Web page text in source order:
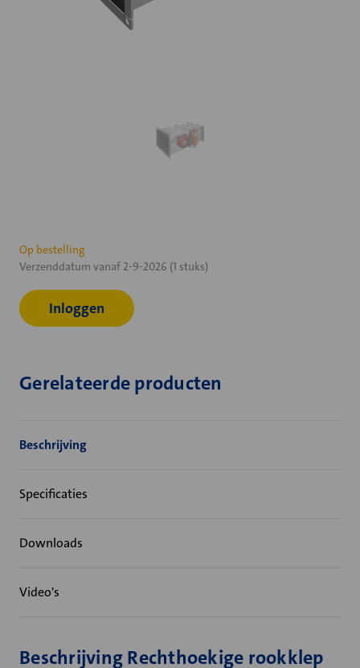
Huidige
voorraad:
Op bestelling
Verzenddatum vanaf 2-9-2026 (1 stuks)
Inloggen
Gerelateerde producten
Beschrijving
Specificaties
Downloads
Video's
Beschrijving Rechthoekige rookklep